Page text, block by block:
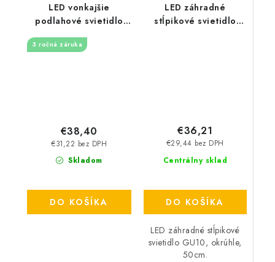
LED vonkajšie
podlahové svietidlo
2800K - LGL514
3 ročná záruka
Skladom
€31,22 bez DPH
€38,40
DO KOŠÍKA
LED záhradné
stĺpikové svietidlo
Centrálny sklad
€29,44 bez DPH
€36,21
DO KOŠÍKA
LED záhradné stĺpikové
svietidlo GU10, okrúhle,
50cm.